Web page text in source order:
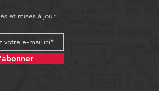
et mises à jour